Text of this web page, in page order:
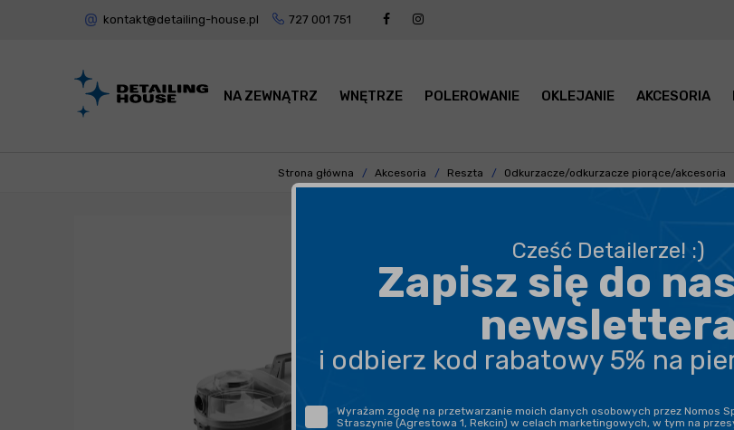
kontakt@detailing-house.pl 727 001 751
NA ZEWNĄTRZ WNĘTRZE POLEROWANIE OKLEJANIE AKCESORIA
Strona główna Akcesoria Reszta Odkurzacze/odkurzacze piorące/akcesoria
BEZPIECZNA WYSYŁKA
DARMOWA DOSTAWA OD 199,90 ZŁ
PROFESJONALNE DORADZTWO
Cześć Detailerze! :)
Zapisz się do
newslettera
i odbierz kod rabatowy 5% na
Wyrażam zgodę na przetwarzanie moich danych osobowych przez Nomos
Straszynie (Agrestowa 1, Rekcin) w celach marketingowych, w tym na